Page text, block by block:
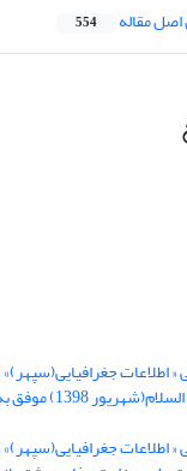
مقاله 554
اطلاعات
به کسب رتبه اول گردید.